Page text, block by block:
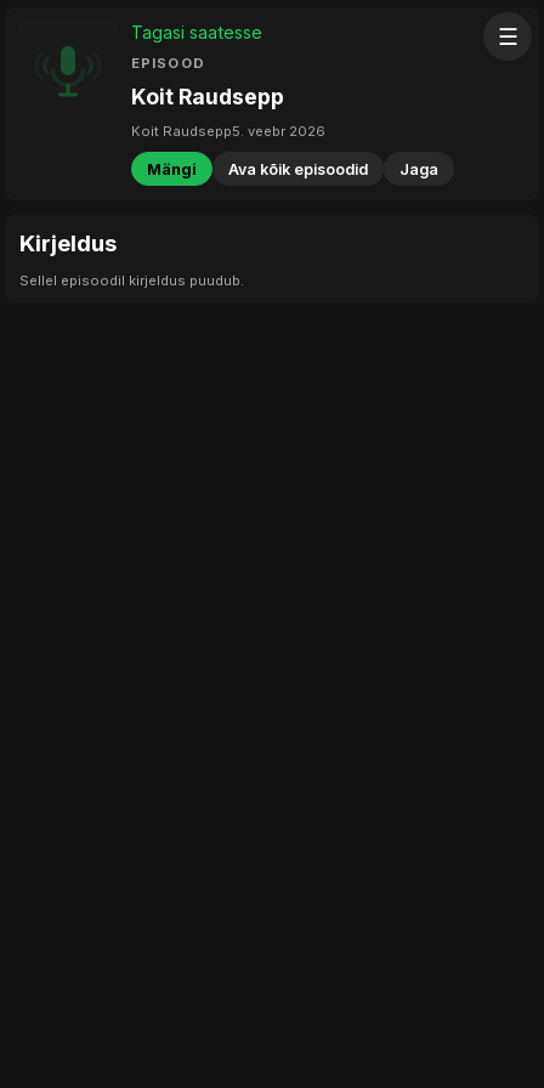
☰
Tagasi saatesse
EPISOOD
Koit Raudsepp
Koit Raudsepp5. veebr 2026
Mängi Ava kõik episoodid Jaga
Kirjeldus
Sellel episoodil kirjeldus puudub.